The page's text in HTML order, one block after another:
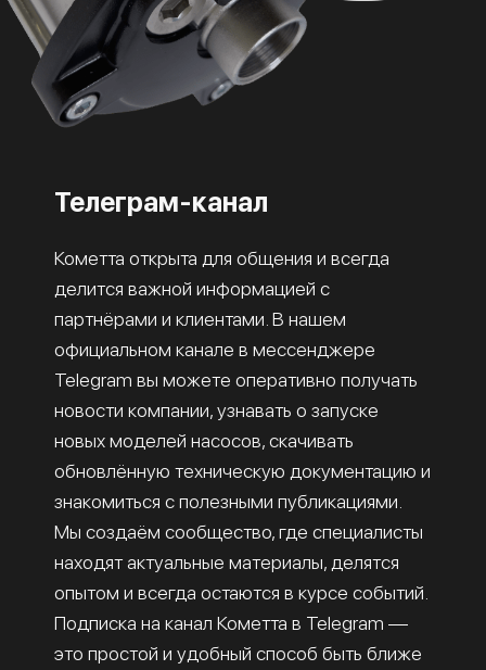
Телеграм-канал
Кометта открыта для общения и всегда
делится важной информацией с
партнёрами и клиентами. В нашем
официальном канале в мессенджере
Telegram вы можете оперативно получать
новости компании, узнавать о запуске
новых моделей насосов, скачивать
обновлённую техническую документацию и
знакомиться с полезными публикациями.
Мы создаём сообщество, где специалисты
находят актуальные материалы, делятся
опытом и всегда остаются в курсе событий.
Подписка на канал Кометта в Telegram —
это простой и удобный способ быть ближе